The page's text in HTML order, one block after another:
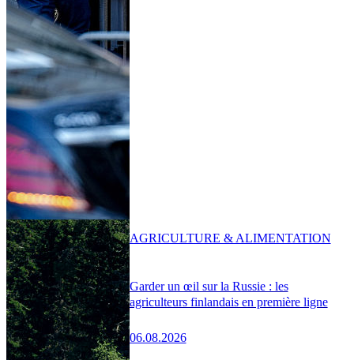
Garder un œil sur la Russie : les
agriculteurs finlandais en première ligne
06.08.2026
AGRICULTURE & ALIMENTATION